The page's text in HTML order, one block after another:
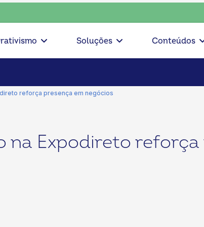
escolha o coop • escolha consciente, escolha o
Soluções Conteúdos
reforça presença em negócios
na Expodireto reforça